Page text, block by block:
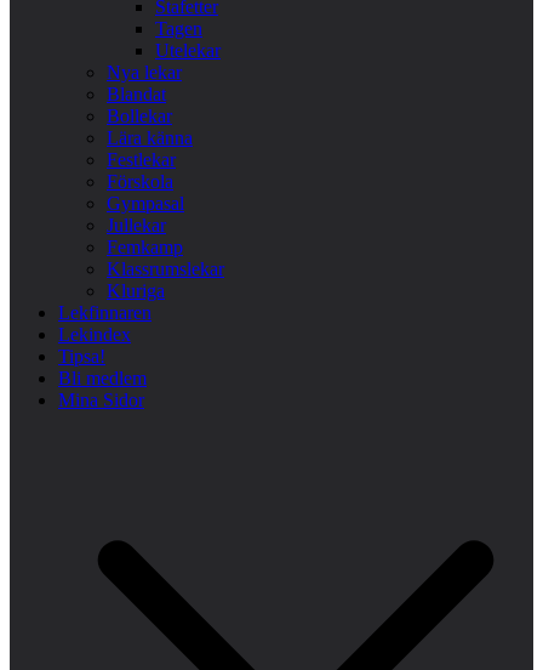
Stafetter
Tagen
Utelekar
Nya lekar
Blandat
Bollekar
Lära känna
Festlekar
Förskola
Gympasal
Jullekar
Femkamp
Klassrumslekar
Kluriga
Lekfinnaren
Lekindex
Tipsa!
Bli medlem
Mina Sidor